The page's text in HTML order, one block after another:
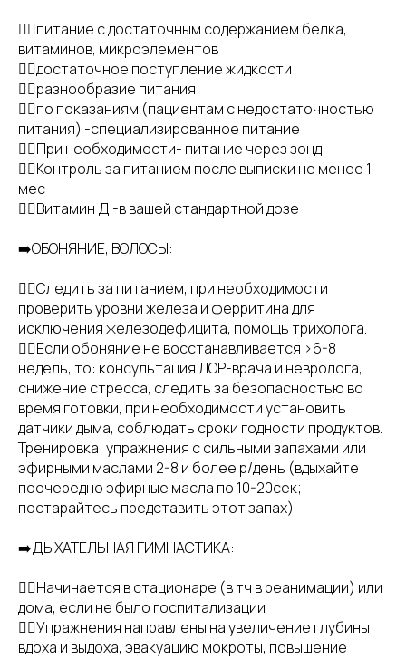
👉🏻питание с достаточным содержанием белка,
витаминов, микроэлементов
👉🏻достаточное поступление жидкости
👉🏻разнообразие питания
👉🏻по показаниям (пациентам с недостаточностью
питания) -специализированное питание
👉🏻При необходимости- питание через зонд
👉🏻Контроль за питанием после выписки не менее 1
мес
👉🏻Витамин Д -в вашей стандартной дозе
➡️ОБОНЯНИЕ, ВОЛОСЫ:
👉🏻Следить за питанием, при необходимости
проверить уровни железа и ферритина для
исключения железодефицита, помощь трихолога.
👉🏻Если обоняние не восстанавливается >6-8
недель, то: консультация ЛОР-врача и невролога,
снижение стресса, следить за безопасностью во
время готовки, при необходимости установить
датчики дыма, соблюдать сроки годности продуктов.
Тренировка: упражнения с сильными запахами или
эфирными маслами 2-8 и более р/день (вдыхайте
поочередно эфирные масла по 10-20сек;
постарайтесь представить этот запах).
➡️ДЫХАТЕЛЬНАЯ ГИМНАСТИКА:
👉🏻Начинается в стационаре (в тч в реанимации) или
дома, если не было госпитализации
👉🏻Упражнения направлены на увеличение глубины
вдоха и выдоха, эвакуацию мокроты, повышение